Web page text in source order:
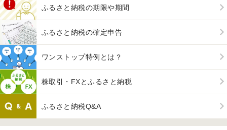
ふるさと納税の期限や期間
ふるさと納税の確定申告
ワンストップ特例とは？
株取引・FXとふるさと納税
ふるさと納税Q&A